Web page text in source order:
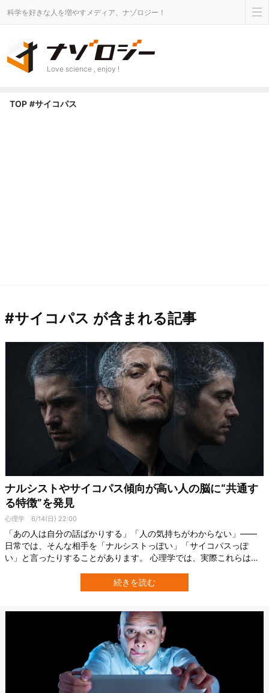
科学を好きな人を増やすメディア、ナゾロジー！
Love science , enjoy !
TOP #サイコパス
#サイコパス が含まれる記事
ナルシストやサイコパス傾向が高い人の脳に“共通す
る特徴”を発見
心理学 6/14(日) 22:00
「あの人は自分の話ばかりする」「人の気持ちがわからない」――
日常では、そんな相手を「ナルシストっぽい」「サイコパスっぽ
い」と言ったりすることがあります。 心理学では、実際これらは共
シシズムは自分を特別視しやすい傾向、マキャベリズムは目的のた
めに他人を操作しようとする傾向、サイコパシーは冷淡さや衝動
続きを読む